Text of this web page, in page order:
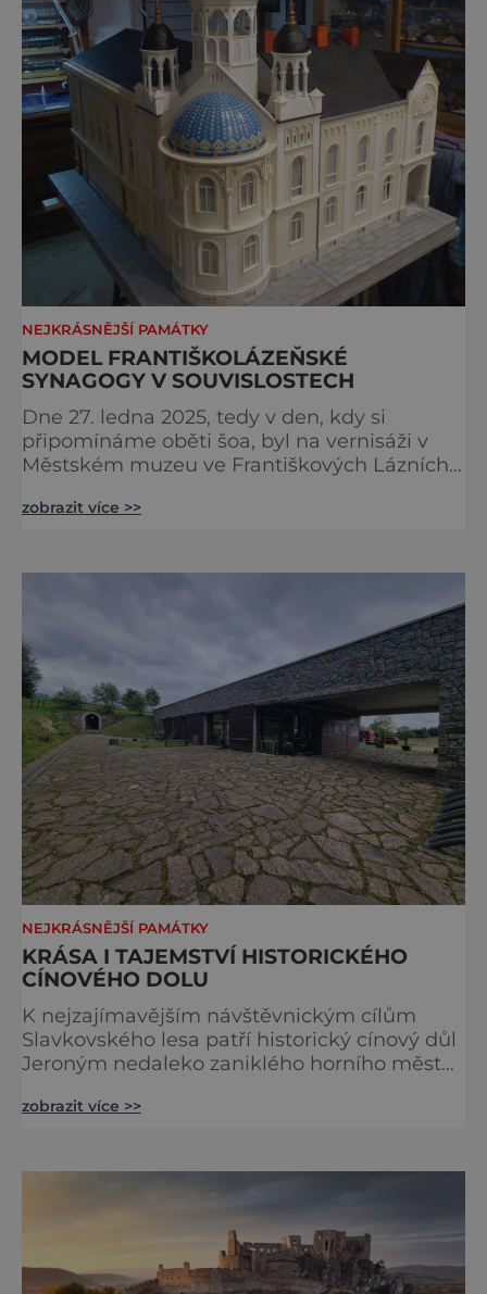
NEJKRÁSNĚJŠÍ PAMÁTKY
MODEL FRANTIŠKOLÁZEŇSKÉ
SYNAGOGY V SOUVISLOSTECH
Dne 27. ledna 2025, tedy v den, kdy si
připomínáme oběti šoa, byl na vernisáži v
Městském muzeu ve Františkových Lázních
nacisty zničena v roce 1938. Do lázeňského
některé události spojené s touto významnou
zobrazit více >>
NEJKRÁSNĚJŠÍ PAMÁTKY
KRÁSA I TAJEMSTVÍ HISTORICKÉHO
CÍNOVÉHO DOLU
K nejzajímavějším návštěvnickým cílům
Slavkovského lesa patří historický cínový důl
Jeroným nedaleko zaniklého horního města
středověku. Národní kulturní památka je
poměrně konkrétní představu o namáhavé
ids="91631,91630,91632,91633,91634,91635,9
zobrazit více >>